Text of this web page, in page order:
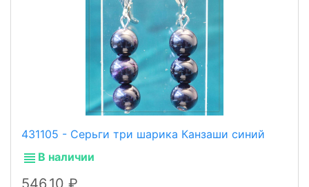
431105 - Серьги три шарика Канзаши синий
В наличии
546,10